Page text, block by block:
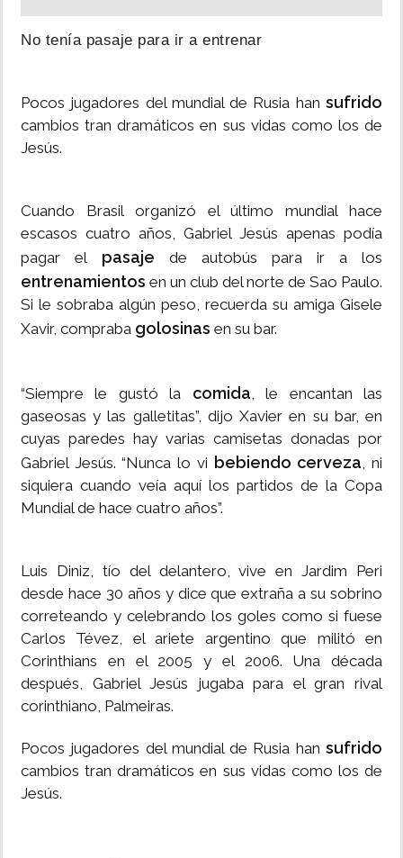
No tenía pasaje para ir a entrenar
Pocos jugadores del mundial de Rusia han sufrido
cambios tran dramáticos en sus vidas como los de
Jesús.
Cuando Brasil organizó el último mundial hace
escasos cuatro años, Gabriel Jesús apenas podía
pagar el pasaje de autobús para ir a los
entrenamientos en un club del norte de Sao Paulo.
Si le sobraba algún peso, recuerda su amiga Gisele
Xavir, compraba golosinas en su bar.
“Siempre le gustó la comida, le encantan las
gaseosas y las galletitas”, dijo Xavier en su bar, en
cuyas paredes hay varias camisetas donadas por
Gabriel Jesús. “Nunca lo vi bebiendo cerveza, ni
siquiera cuando veía aquí los partidos de la Copa
Mundial de hace cuatro años”.
Luis Diniz, tío del delantero, vive en Jardim Peri
desde hace 30 años y dice que extraña a su sobrino
correteando y celebrando los goles como si fuese
Carlos Tévez, el ariete argentino que militó en
Corinthians en el 2005 y el 2006. Una década
después, Gabriel Jesús jugaba para el gran rival
corinthiano, Palmeiras.
Pocos jugadores del mundial de Rusia han sufrido
cambios tran dramáticos en sus vidas como los de
Jesús.